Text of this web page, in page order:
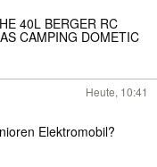
40L BERGER RC
CAMPING DOMETIC
Heute, 10:41
Elektromobil?